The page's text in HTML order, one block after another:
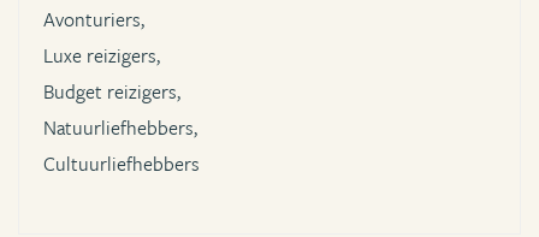
Avonturiers,
Luxe reizigers,
Budget reizigers,
Natuurliefhebbers,
Cultuurliefhebbers